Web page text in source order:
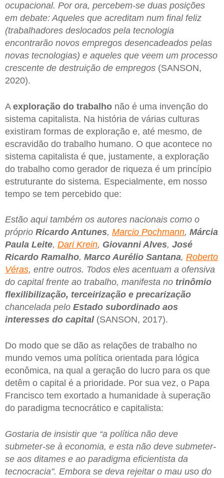
ocupacional. Por ora, percebem-se duas posições
em debate: Aqueles que acreditam num final feliz
(trabalhadores deslocados pela tecnologia
encontrarão novos empregos desencadeados pelas
novas tecnologias) e aqueles que veem um processo
crescente de destruição de empregos (SANSON,
2020).
A exploração do trabalho não é uma invenção do
sistema capitalista. Na história de várias culturas
existiram formas de exploração e, até mesmo, de
escravidão do trabalho humano. O que acontece no
sistema capitalista é que, justamente, a exploração
do trabalho como gerador de riqueza é um princípio
estruturante do sistema. Especialmente, em nosso
tempo se tem percebido que:
Estão aqui também os autores nacionais como o
próprio Ricardo Antunes, Marcio Pochmann, Márcia
Paula Leite, Dari Krein, Giovanni Alves, José
Ricardo Ramalho, Marco Aurélio Santana, Roberto
Véras, entre outros. Todos eles acentuam a ofensiva
do capital frente ao trabalho, manifesta no trinômio
flexilibilização, terceirização e precarização
chancelada pelo Estado subordinado aos
interesses do capital (SANSON, 2017).
Do modo que se dão as relações de trabalho no
mundo vemos uma política orientada para lógica
econômica, na qual a geração do lucro para os que
detêm o capital é a prioridade. Por sua vez, o Papa
Francisco tem exortado a humanidade à superação
do paradigma tecnocrático e capitalista:
Gostaria de insistir que “a política não deve
submeter-se à economia, e esta não deve submeter-
se aos ditames e ao paradigma eficientista da
tecnocracia". Embora se deva rejeitar o mau uso do